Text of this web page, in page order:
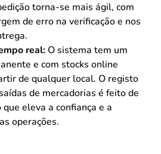
torna-se mais ágil, com
de erro na verificação e nos
real: O sistema tem um
e com stocks online
de qualquer local. O registo
de mercadorias é feito de
eleva a confiança e a
operações.